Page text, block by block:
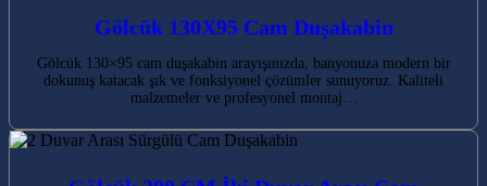
Gölcük 130X95 Cam Duşakabin
Gölcük 130×95 cam duşakabin arayışınızda, banyonuza modern bir
dokunuş katacak şık ve fonksiyonel çözümler sunuyoruz. Kaliteli
malzemeler ve profesyonel montaj…